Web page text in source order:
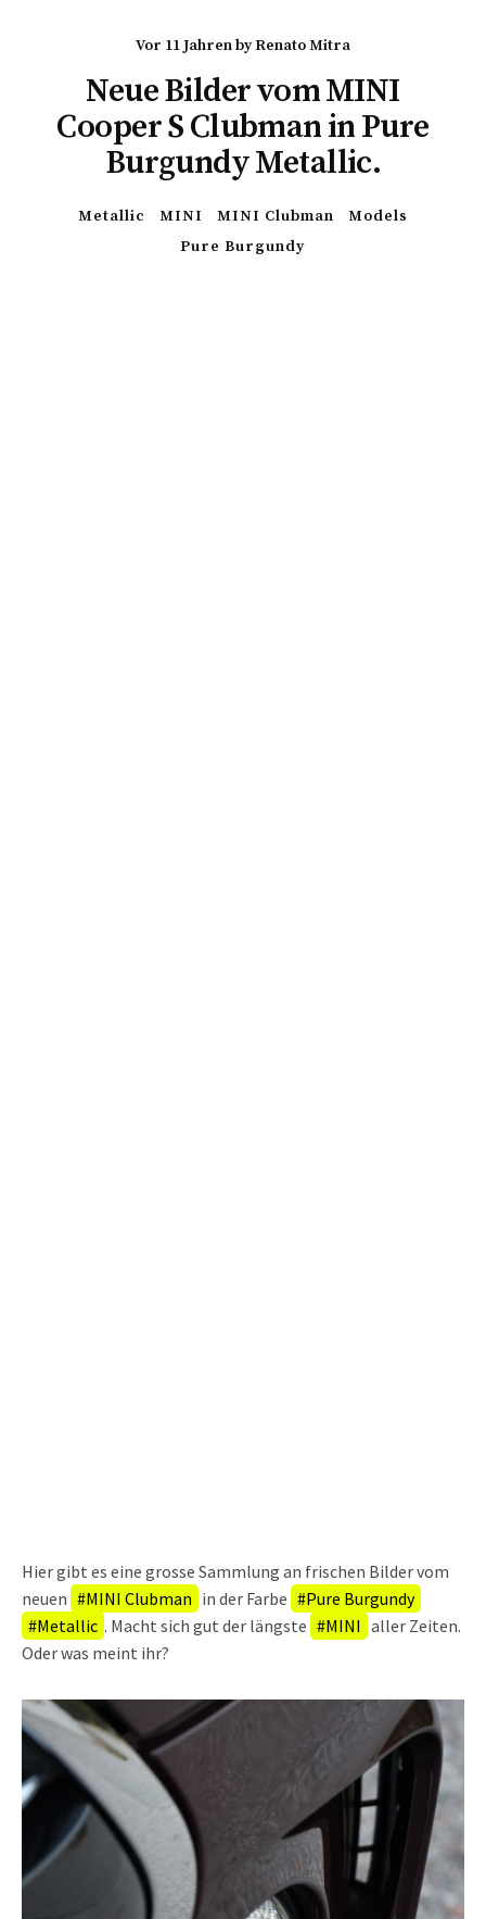
vor 11 JahrenbyRenato Mitra
Neue Bilder vom MINI
Cooper S Clubman in Pure
Burgundy Metallic.
Metallic MINI MINI Clubman
Models
Pure Burgundy
Hier gibt es eine grosse Sammlung an frischen Bilder vom
neuen #MINI Clubman in der Farbe #Pure Burgundy
#Metallic . Macht sich gut der längste #MINI aller Zeiten.
Oder was meint ihr?